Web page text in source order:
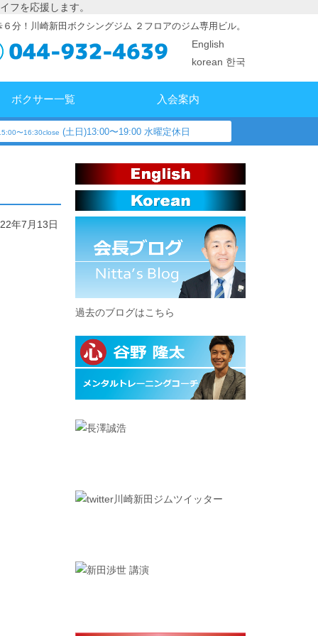
フを応援します。
分！川崎新田ボクシングジム ２フロアのジム専用ビル。
English
korean 한국
ボクサー一覧 入会案内
〜16:30close (土日)13:00〜19:00 水曜定休日
年7月13日
過去のブログはこちら